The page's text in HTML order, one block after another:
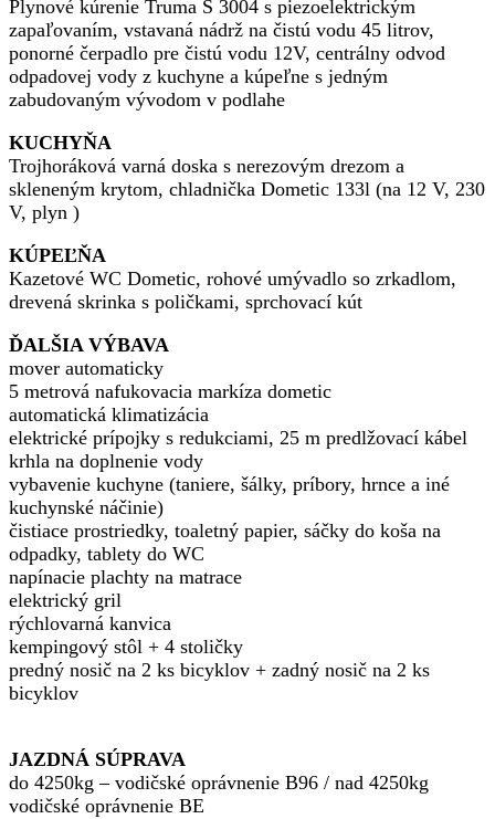
Plynové kúrenie Truma S 3004 s piezoelektrickým
zapaľovaním, vstavaná nádrž na čistú vodu 45 litrov,
ponorné čerpadlo pre čistú vodu 12V, centrálny odvod
odpadovej vody z kuchyne a kúpeľne s jedným
zabudovaným vývodom v podlahe
KUCHYŇA
Trojhoráková varná doska s nerezovým drezom a
skleneným krytom, chladnička Dometic 133l (na 12 V, 230
V, plyn )
KÚPEĽŇA
Kazetové WC Dometic, rohové umývadlo so zrkadlom,
drevená skrinka s poličkami, sprchovací kút
ĎALŠIA VÝBAVA
mover automaticky
5 metrová nafukovacia markíza dometic
automatická klimatizácia
elektrické prípojky s redukciami, 25 m predlžovací kábel
krhla na doplnenie vody
vybavenie kuchyne (taniere, šálky, príbory, hrnce a iné
kuchynské náčinie)
čistiace prostriedky, toaletný papier, sáčky do koša na
odpadky, tablety do WC
napínacie plachty na matrace
elektrický gril
rýchlovarná kanvica
kempingový stôl + 4 stoličky
predný nosič na 2 ks bicyklov + zadný nosič na 2 ks
bicyklov
JAZDNÁ SÚPRAVA
do 4250kg – vodičské oprávnenie B96 / nad 4250kg
vodičské oprávnenie BE